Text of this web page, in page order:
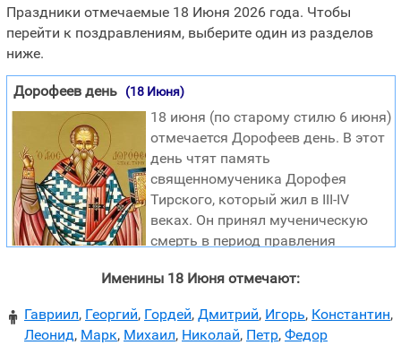
Праздники отмечаемые 18 Июня 2026 года. Чтобы
перейти к поздравлениям, выберите один из разделов
ниже.
Дорофеев день (18 Июня)
18 июня (по старому стилю 6 июня)
отмечается Дорофеев день. В этот
день чтят память
священномученика Дорофея
Тирского, который жил в III-IV
веках. Он принял мученическую
смерть в период правления
Дорофеева дня наступают «воробьиные» ночи — самые
Дорофеев день расцветает сон-трава: эта трава могла
показать спящим будущую жизнь. А еще сон-траву
Именины 18 Июня отмечают:
 Гавриил, Георгий, Гордей, Дмитрий, Игорь, Константин,
Леонид, Марк, Михаил, Николай, Петр, Федор